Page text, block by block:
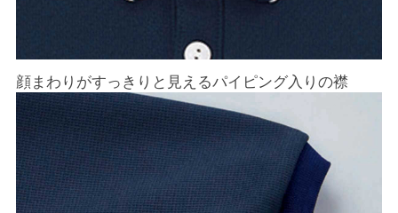
顔まわりがすっきりと見えるパイピング入りの襟